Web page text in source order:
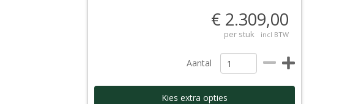
€ 2.309,00
per stuk incl BTW
Aantal
Kies extra opties